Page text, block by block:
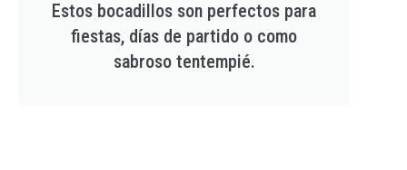
Estos bocadillos son perfectos para
fiestas, días de partido o como
sabroso tentempié.